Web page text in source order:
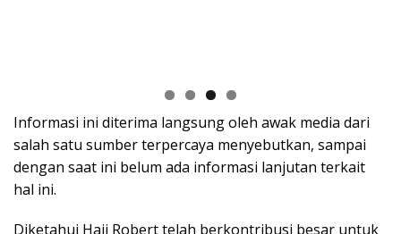
Informasi ini diterima langsung oleh awak media dari
salah satu sumber terpercaya menyebutkan, sampai
dengan saat ini belum ada informasi lanjutan terkait
hal ini.
Diketahui Haji Robert telah berkontribusi besar untuk